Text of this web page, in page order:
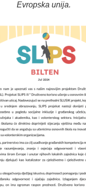
Evropska unija.